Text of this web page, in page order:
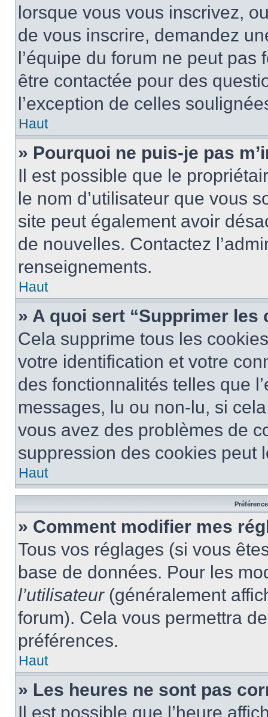
lorsque vous vous inscrivez,
de vous inscrire, demandez
l’équipe du forum ne peut
être contactée pour des
l’exception de celles
Haut
» Pourquoi ne puis-je pas
Il est possible que le
le nom d’utilisateur que vous
site peut également avoir
de nouvelles. Contactez
renseignements.
Haut
» A quoi sert “Supprimer les
Cela supprime tous les
votre identification et votre
des fonctionnalités telles que
messages, lu ou non-lu, si
vous avez des problèmes de
suppression des cookies peut
Haut
» Comment modifier mes
Tous vos réglages (si vous
base de données. Pour les
l’utilisateur(généralement
forum). Cela vous permettra
préférences.
Haut
» Les heures ne sont pas
Il est possible que l’heure